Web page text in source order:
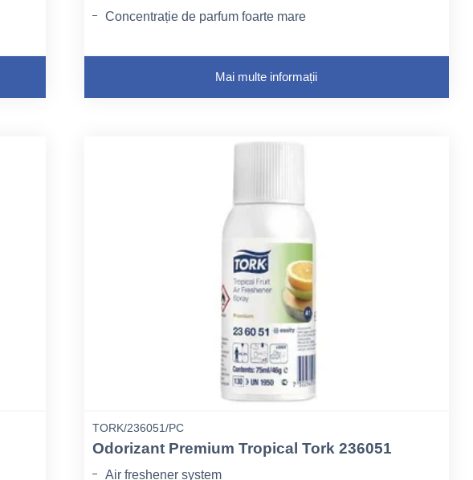
Concentrație de parfum foarte mare
Mai multe informații
TORK/236051/PC
Odorizant Premium Tropical Tork 236051
Air freshener system